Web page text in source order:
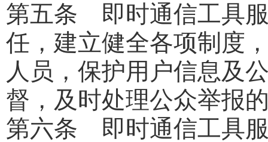
第五条 即时通信工具
任，建立健全各项制度
人员，保护用户信息及
督，及时处理公众举报
第六条 即时通信工具